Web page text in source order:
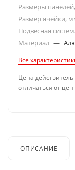
Размеры
Размер ячейки,
Подвесная
Материал —
Все
Цена
отличаться от
ОПИСАНИЕ